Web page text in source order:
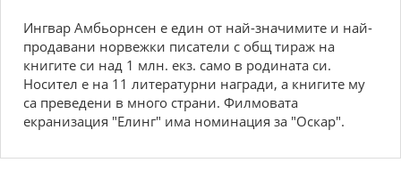
Ингвар Амбьорнсен е един от най-значимите и най-
продавани норвежки писатели с общ тираж на
книгите си над 1 млн. екз. само в родината си.
Носител е на 11 литературни награди, а книгите му
са преведени в много страни. Филмовата
екранизация "Елинг" има номинация за "Оскар".